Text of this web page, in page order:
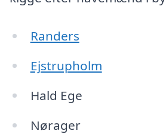
Randers
Ejstrupholm
Hald Ege
Nørager